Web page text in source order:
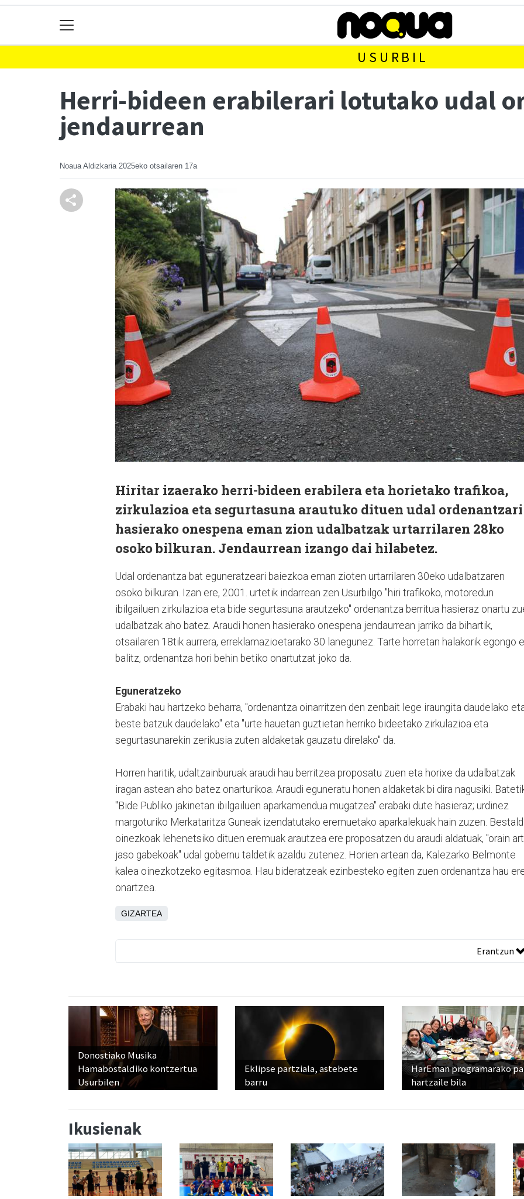
USURBIL
Herri-bideen erabilerari lotutako udal
jendaurrean
Noaua Aldizkaria 2025eko otsailaren 17a
Hiritar izaerako herri-bideen erabilera eta horietako trafikoa,
zirkulazioa eta segurtasuna arautuko dituen udal ordenantzari
hasierako onespena eman zion udalbatzak urtarrilaren 28ko
osoko bilkuran. Jendaurrean izango dai hilabetez.
Udal ordenantza bat eguneratzeari baiezkoa eman zioten urtarrilaren 30eko udalbatzaren
osoko bilkuran. Izan ere, 2001. urtetik indarrean zen Usurbilgo "hiri trafikoko, motoredun
ibilgailuen zirkulazioa eta bide segurtasuna arautzeko" ordenantza berritua hasieraz onartu
udalbatzak aho batez. Araudi honen hasierako onespena jendaurrean jarriko da bihartik,
otsailaren 18tik aurrera, erreklamazioetarako 30 lanegunez. Tarte horretan halakorik egongo
balitz, ordenantza hori behin betiko onartutzat joko da.
Eguneratzeko
Erabaki hau hartzeko beharra, "ordenantza oinarritzen den zenbait lege iraungita daudelako
beste batzuk daudelako" eta "urte hauetan guztietan herriko bideetako zirkulazioa eta
segurtasunarekin zerikusia zuten aldaketak gauzatu direlako" da.
Horren haritik, udaltzainburuak araudi hau berritzea proposatu zuen eta horixe da udalbatzak
iragan astean aho batez onarturikoa. Araudi eguneratu honen aldaketak bi dira nagusiki.
"Bide Publiko jakinetan ibilgailuen aparkamendua mugatzea" erabaki dute hasieraz; urdinez
margoturiko Merkataritza Guneak izendatutako eremuetako aparkalekuak hain zuzen.
oinezkoak lehenetsiko dituen eremuak arautzea ere proposatzen du araudi aldatuak, "orain
jaso gabekoak" udal gobernu taldetik azaldu zutenez. Horien artean da, Kalezarko Belmonte
kalea oinezkotzeko egitasmoa. Hau bideratzeak ezinbesteko egiten zuen ordenantza hau
onartzea.
GIZARTEA
Erantzun
Donostiako Musika
Hamabostaldiko kontzertua
Usurbilen
Eklipse partziala, astebete
barru
HarEman programarako
hartzaile bila
Ikusienak